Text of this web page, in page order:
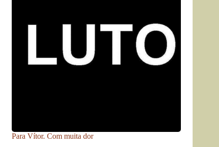
Para Vítor. Com muita dor